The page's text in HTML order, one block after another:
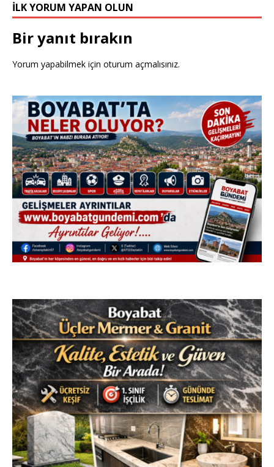
İLK YORUM YAPAN OLUN
Bir yanıt bırakın
Yorum yapabilmek için oturum açmalısınız.